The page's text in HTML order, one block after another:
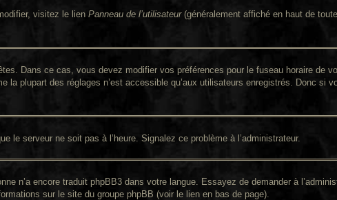
visitez le lien Panneau de l’utilisateur(généralement affiché en haut de
Dans ce cas, vous devez modifier vos préférences pour le fuseau horaire de
plupart des réglages n’est accessible qu’aux utilisateurs enregistrés. Donc si
le serveur ne soit pas à l’heure. Signalez ce problème à l’administrateur.
n’a encore traduit phpBB3 dans votre langue. Essayez de demander à
sur le site du groupe phpBB (voir le lien en bas de page).